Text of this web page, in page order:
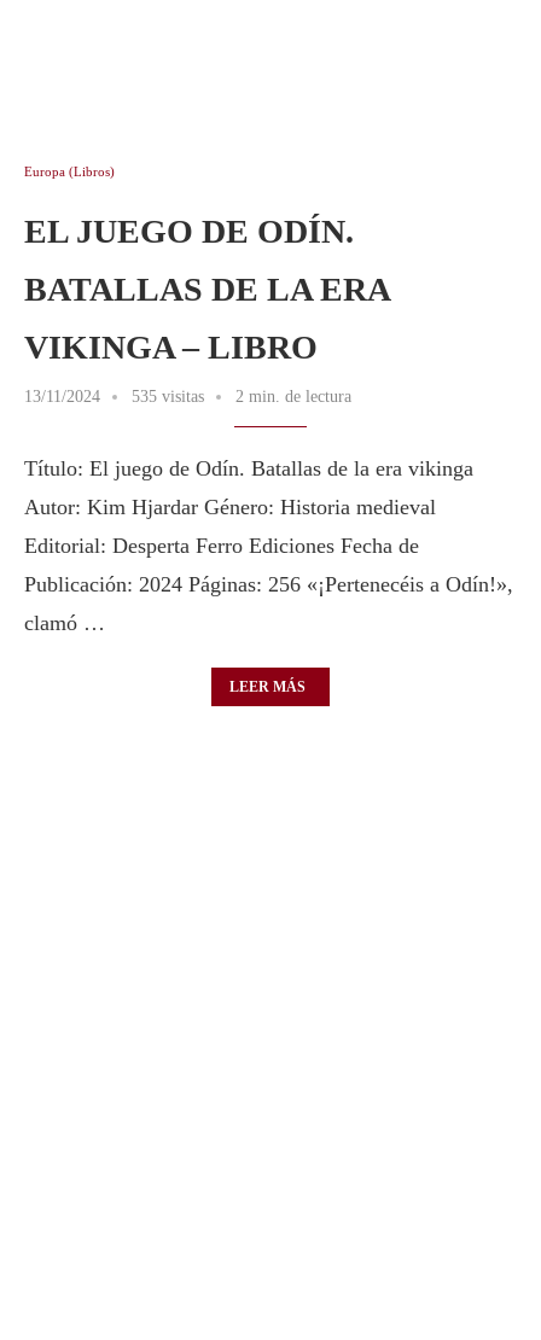
Europa (Libros)
EL JUEGO DE ODÍN.
BATALLAS DE LA ERA
VIKINGA – LIBRO
13/11/2024 535 visitas 2 min. de lectura
Título: El juego de Odín. Batallas de la era vikinga
Autor: Kim Hjardar Género: Historia medieval
Editorial: Desperta Ferro Ediciones Fecha de
Publicación: 2024 Páginas: 256 «¡Pertenecéis a Odín!»,
clamó …
LEER MÁS